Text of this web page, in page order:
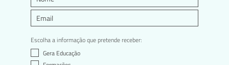
Escolha a informação que pretende receber:
Gera Educação